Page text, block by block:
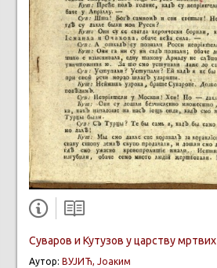
Суваров и Кутузов у царству мртвих
Аутор: ВУЈИЋ, Јоаким